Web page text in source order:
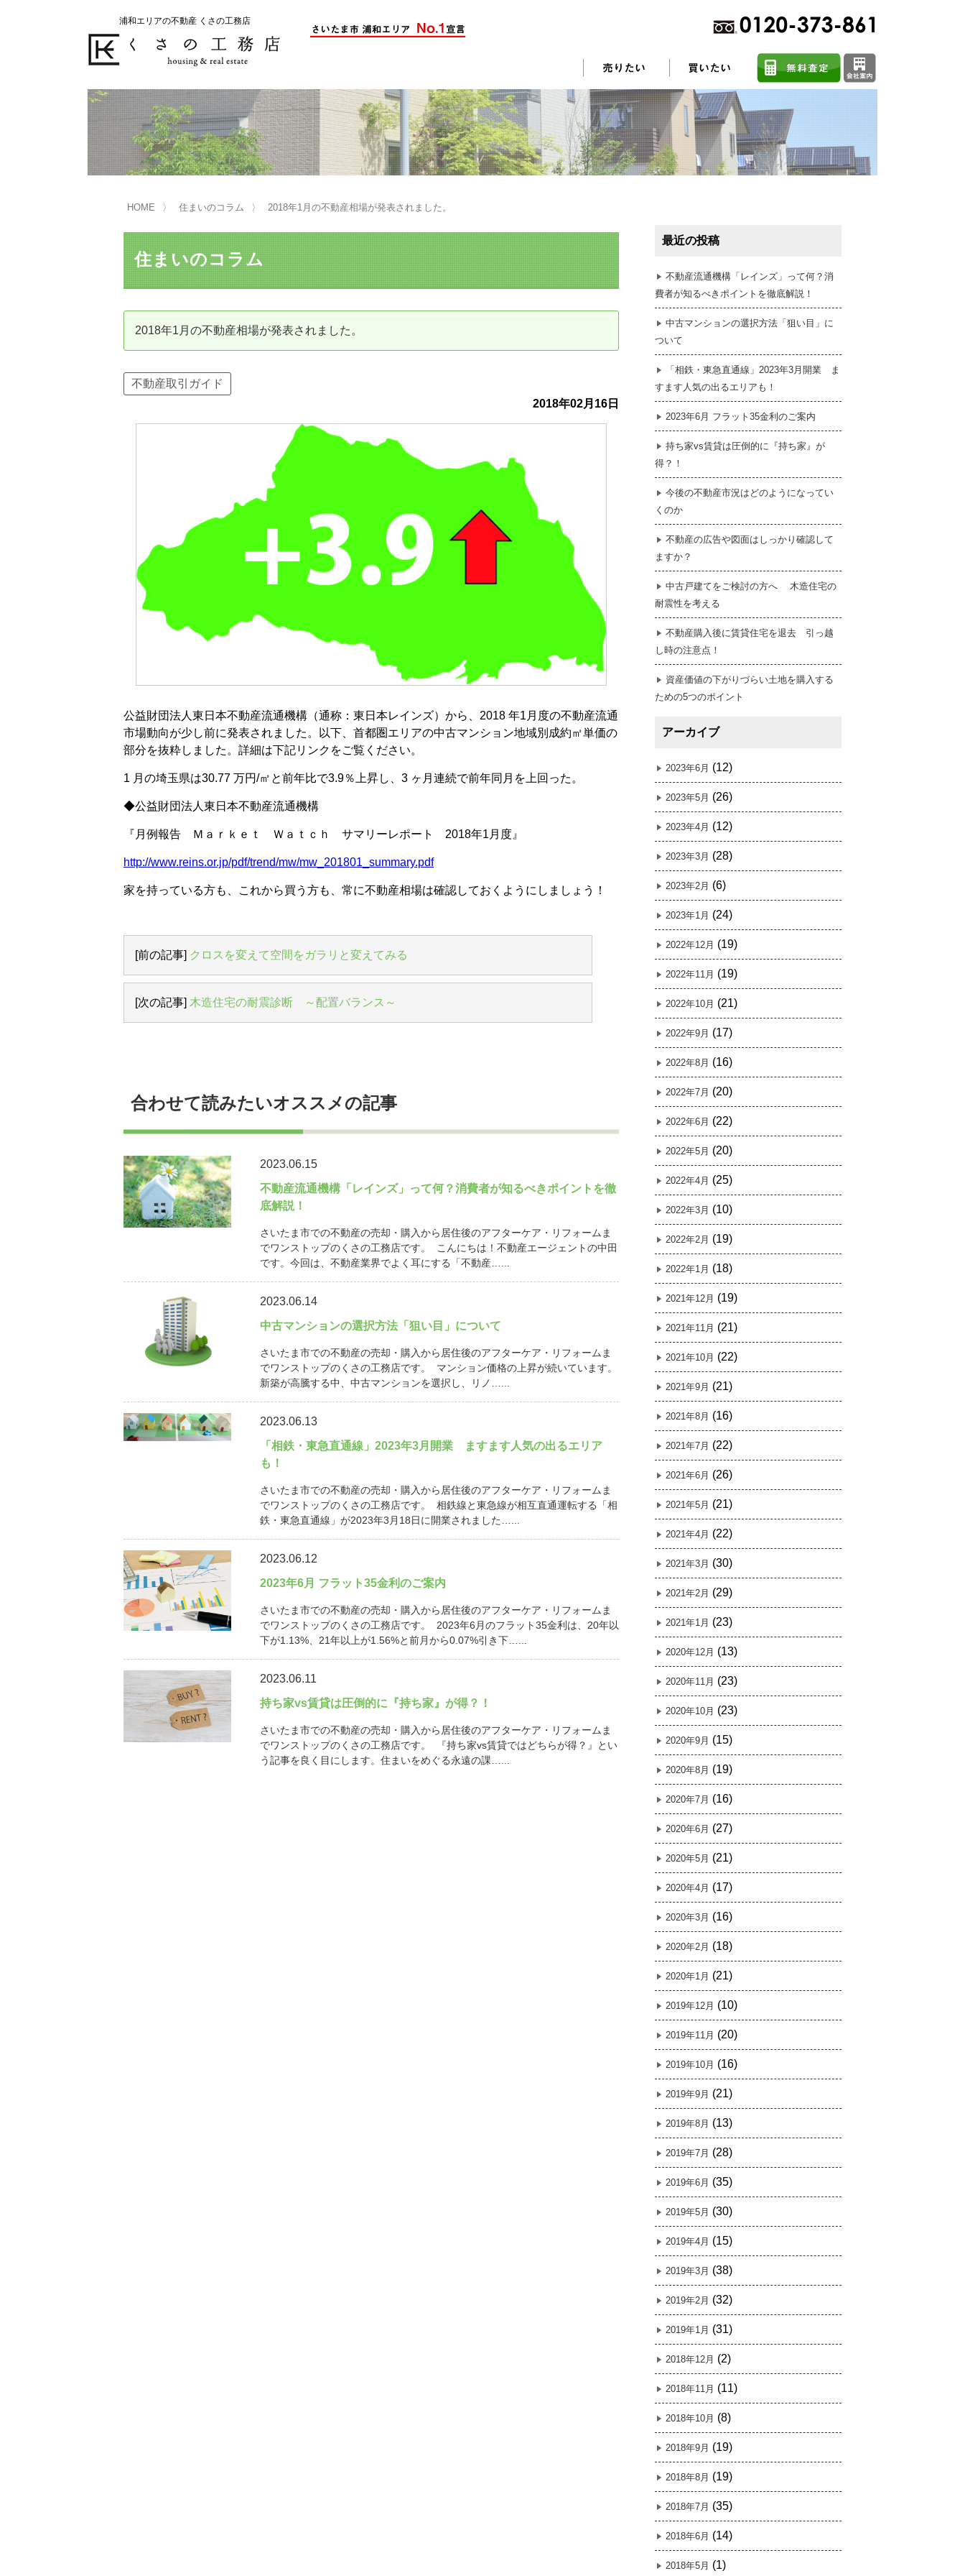
浦和エリアの不動産 くさの工務店
不動産の売却をお考えのお客様
くさの工務店が選ばれる理由 売却活動 売却されたお客様の声 不動産売却に関するよくある質問
買い替えサポート はじめての売却 不動産売却成功のコツ 任意売却
不動産の相続 売却前の修繕・リフォーム
売却の流れ（手順）
不動産売却の詳しい流れ 売買契約のご締結
不動産の残代金の受領について
不動産の購入をお考えのお客様
くさの工務店が選ばれる理由 購入されたお客様の声 不動産購入に関するよくある質問
住宅ローン控除・消費税について
リニュアル仲介とは
資産価値の減りにくい住宅購入 中古だから安心して購入できる仕組み リニュアル仲介で実現する豊かな暮らし はじめての物件探し
HOME 住まいのコラム 2018年1月の不動産相場が発表されました。
住まいのコラム
2018年1月の不動産相場が発表されました。
不動産取引ガイド
2018年02月16日
公益財団法人東日本不動産流通機構（通称：東日本レインズ）から、2018 年1月度の不動産流通
市場動向が少し前に発表されました。以下、首都圏エリアの中古マンション地域別成約㎡単価の
部分を抜粋しました。詳細は下記リンクをご覧ください。
1 月の埼玉県は30.77 万円/㎡と前年比で3.9％上昇し、3 ヶ月連続で前年同月を上回った。
◆公益財団法人東日本不動産流通機構
『月例報告 Ｍａｒｋｅｔ Ｗａｔｃｈ サマリーレポート 2018年1月度』
http://www.reins.or.jp/pdf/trend/mw/mw_201801_summary.pdf
家を持っている方も、これから買う方も、常に不動産相場は確認しておくようにしましょう！
[前の記事] クロスを変えて空間をガラリと変えてみる
[次の記事] 木造住宅の耐震診断 ～配置バランス～
合わせて読みたいオススメの記事
2023.06.15
不動産流通機構「レインズ」って何？消費者が知るべきポイントを徹
底解説！
さいたま市での不動産の売却・購入から居住後のアフターケア・リフォームま
でワンストップのくさの工務店です。 こんにちは！不動産エージェントの中田
です。今回は、不動産業界でよく耳にする「不動産…...
2023.06.14
中古マンションの選択方法「狙い目」について
さいたま市での不動産の売却・購入から居住後のアフターケア・リフォームま
でワンストップのくさの工務店です。 マンション価格の上昇が続いています。
新築が高騰する中、中古マンションを選択し、リノ…...
2023.06.13
「相鉄・東急直通線」2023年3月開業 ますます人気の出るエリア
も！
さいたま市での不動産の売却・購入から居住後のアフターケア・リフォームま
でワンストップのくさの工務店です。 相鉄線と東急線が相互直通運転する「相
鉄・東急直通線」が2023年3月18日に開業されました…...
2023.06.12
2023年6月 フラット35金利のご案内
さいたま市での不動産の売却・購入から居住後のアフターケア・リフォームま
でワンストップのくさの工務店です。 2023年6月のフラット35金利は、20年以
下が1.13%、21年以上が1.56%と前月から0.07%引き下…...
2023.06.11
持ち家vs賃貸は圧倒的に『持ち家』が得？！
さいたま市での不動産の売却・購入から居住後のアフターケア・リフォームま
でワンストップのくさの工務店です。 『持ち家vs賃貸ではどちらが得？』とい
う記事を良く目にします。住まいをめぐる永遠の課…...
最近の投稿
不動産流通機構「レインズ」って何？消
費者が知るべきポイントを徹底解説！
中古マンションの選択方法「狙い目」に
ついて
「相鉄・東急直通線」2023年3月開業 ま
すます人気の出るエリアも！
2023年6月 フラット35金利のご案内
持ち家vs賃貸は圧倒的に『持ち家』が
得？！
今後の不動産市況はどのようになってい
くのか
不動産の広告や図面はしっかり確認して
ますか？
中古戸建てをご検討の方へ 木造住宅の
耐震性を考える
不動産購入後に賃貸住宅を退去 引っ越
し時の注意点！
資産価値の下がりづらい土地を購入する
ための5つのポイント
アーカイブ
2023年6月 (12)
2023年5月 (26)
2023年4月 (12)
2023年3月 (28)
2023年2月 (6)
2023年1月 (24)
2022年12月 (19)
2022年11月 (19)
2022年10月 (21)
2022年9月 (17)
2022年8月 (16)
2022年7月 (20)
2022年6月 (22)
2022年5月 (20)
2022年4月 (25)
2022年3月 (10)
2022年2月 (19)
2022年1月 (18)
2021年12月 (19)
2021年11月 (21)
2021年10月 (22)
2021年9月 (21)
2021年8月 (16)
2021年7月 (22)
2021年6月 (26)
2021年5月 (21)
2021年4月 (22)
2021年3月 (30)
2021年2月 (29)
2021年1月 (23)
2020年12月 (13)
2020年11月 (23)
2020年10月 (23)
2020年9月 (15)
2020年8月 (19)
2020年7月 (16)
2020年6月 (27)
2020年5月 (21)
2020年4月 (17)
2020年3月 (16)
2020年2月 (18)
2020年1月 (21)
2019年12月 (10)
2019年11月 (20)
2019年10月 (16)
2019年9月 (21)
2019年8月 (13)
2019年7月 (28)
2019年6月 (35)
2019年5月 (30)
2019年4月 (15)
2019年3月 (38)
2019年2月 (32)
2019年1月 (31)
2018年12月 (2)
2018年11月 (11)
2018年10月 (8)
2018年9月 (19)
2018年8月 (19)
2018年7月 (35)
2018年6月 (14)
2018年5月 (1)